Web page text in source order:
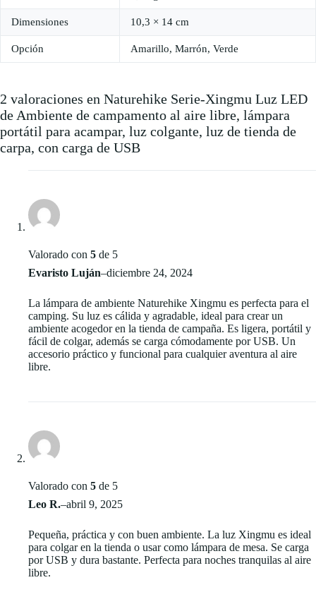
Dimensiones 10,3 × 14 cm
Opción Amarillo, Marrón, Verde
2 valoraciones en Naturehike Serie-Xingmu Luz LED
de Ambiente de campamento al aire libre, lámpara
portátil para acampar, luz colgante, luz de tienda de
carpa, con carga de USB
Valorado con 5 de 5
Evaristo Luján–diciembre 24, 2024
La lámpara de ambiente Naturehike Xingmu es perfecta para el
camping. Su luz es cálida y agradable, ideal para crear un
ambiente acogedor en la tienda de campaña. Es ligera, portátil y
fácil de colgar, además se carga cómodamente por USB. Un
accesorio práctico y funcional para cualquier aventura al aire
libre.
Valorado con 5 de 5
Leo R.–abril 9, 2025
Pequeña, práctica y con buen ambiente. La luz Xingmu es ideal
para colgar en la tienda o usar como lámpara de mesa. Se carga
por USB y dura bastante. Perfecta para noches tranquilas al aire
libre.